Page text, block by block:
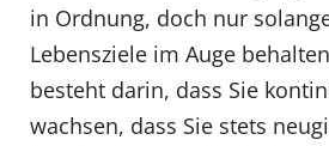
in Ordnung, doch nur
Lebensziele im Auge
besteht darin, dass Sie
wachsen, dass Sie stets